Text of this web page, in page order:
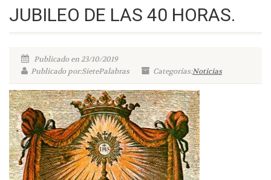
JUBILEO DE LAS 40 HORAS.
Publicado en 23/10/2019
Publicado por:SietePalabras
Categorías:Noticias